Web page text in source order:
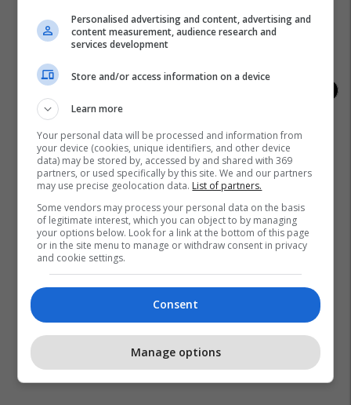
lavdisë, legjendave dhe
kampionëve
me tri maskota zyrtare
Personalised advertising and content, advertising and
content measurement, audience research and
services development
Store and/or access information on a device
Learn more
Your personal data will be processed and information from
your device (cookies, unique identifiers, and other device
data) may be stored by, accessed by and shared with 369
partners, or used specifically by this site. We and our partners
may use precise geolocation data. List of partners.
Some vendors may process your personal data on the basis
of legitimate interest, which you can object to by managing
your options below. Look for a link at the bottom of this page
or in the site menu to manage or withdraw consent in privacy
and cookie settings.
Consent
Manage options